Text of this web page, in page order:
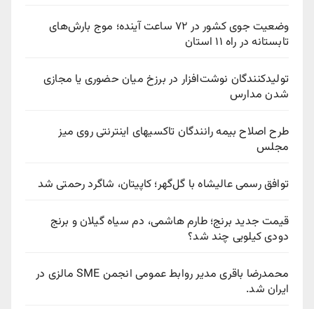
وضعیت جوی کشور در ۷۲ ساعت آینده؛ موج بارش‌های
تابستانه در راه ۱۱ استان
تولیدکنندگان نوشت‌افزار در برزخ میان حضوری یا مجازی
شدن مدارس
طرح اصلاح بیمه رانندگان تاکسیهای اینترنتی روی میز
مجلس
توافق رسمی عالیشاه با گل‌گهر؛ کاپیتان، شاگرد رحمتی شد
قیمت جدید برنج؛ طارم هاشمی، دم سیاه گیلان و برنج
دودی کیلویی چند شد؟
محمدرضا باقری مدیر روابط عمومی انجمن SME مالزی در
ایران شد.